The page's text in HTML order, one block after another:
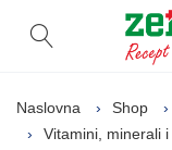
Otvori
Naslovna Shop
Vitamini, minerali